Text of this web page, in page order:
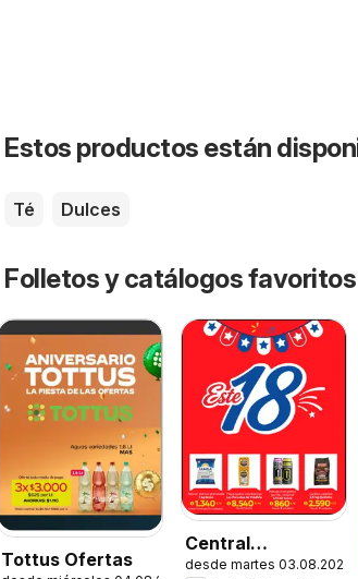
Estos productos están
Té Dulces
Folletos y catálogos favoritos
Tottus Ofertas
Central
Mayorista
desde martes 03.08.2026